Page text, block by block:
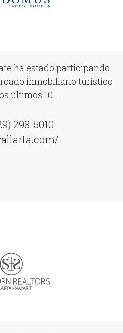
ha estado participando
inmobiliario turístico
últimos 10 ...
298-5010